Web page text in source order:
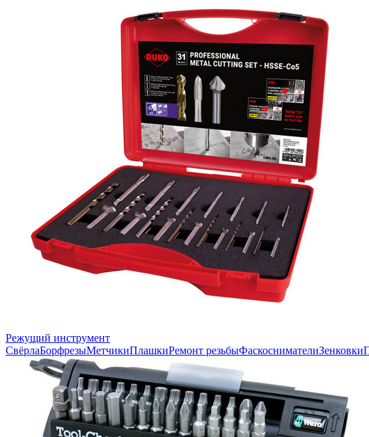
Режущий инструмент
СвёрлаБорфрезыМетчикиПлашкиРемонт резьбыФаскоснимателиЗенковки